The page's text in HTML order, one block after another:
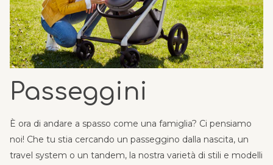
Passeggini
È ora di andare a spasso come una famiglia? Ci pensiamo
noi! Che tu stia cercando un passeggino dalla nascita, un
travel system o un tandem, la nostra varietà di stili e modelli